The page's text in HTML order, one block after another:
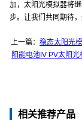
加，太阳光模拟器将
步。让我们共同期待
上一篇：稳态太阳光
阳能电池IV PV太阳
相关推荐产品